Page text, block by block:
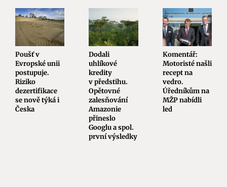
Poušť v
Evropské unii
postupuje.
Riziko
dezertifikace
se nově týká i
Česka
Dodali
uhlíkové
kredity
v předstihu.
Opětovné
zalesňování
Amazonie
přineslo
Googlu a spol.
první výsledky
Komentář:
Motoristé našli
recept na
vedro.
Úředníkům na
MŽP nabídli
led